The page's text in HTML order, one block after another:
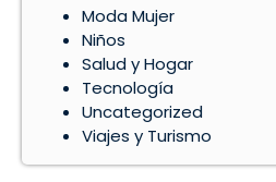
Moda Mujer
Niños
Salud y Hogar
Tecnología
Uncategorized
Viajes y Turismo